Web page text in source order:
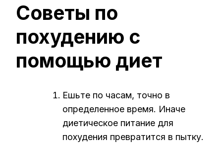
Советы по
похудению с
помощью диет
Ешьте по часам, точно в
определенное время. Иначе
диетическое питание для
похудения превратится в пытку.